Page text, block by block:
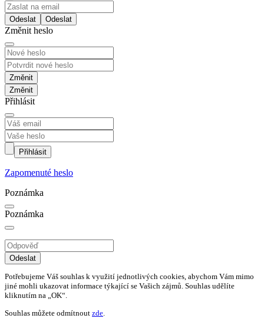
Odeslat
Změnit heslo
Změnit
Přihlásit
Přihlásit
Zapomenuté heslo
Poznámka
Poznámka
Odeslat
Potřebujeme Váš souhlas k využití jednotlivých cookies, abychom Vám mimo
jiné mohli ukazovat informace týkající se Vašich zájmů. Souhlas udělíte
kliknutím na „OK“.
Souhlas můžete odmítnout zde